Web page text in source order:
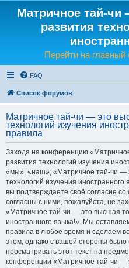
Матричное тай-
развития
Перейти на главный
FAQ
Список форумов
Матричное тай-чи — это
технологий изучения
правила
Заходя на конференцию
развития технологий изучения
«мы», «наш», «Матричное тай-чи —
технологий изучения
вы подтверждаете своё согласие
согласны с ними, пожалуйста, не
«Матричное тай-чи — это высшая
иностранного языка!». Мы
правила в любое время и сделаем
этом, однако с вашей стороны
просматривать этот текст на
конференции «Матричное тай-чи —